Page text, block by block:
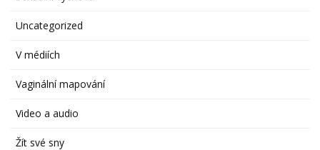
Uncategorized
V médiích
Vaginální mapování
Video a audio
Žít své sny